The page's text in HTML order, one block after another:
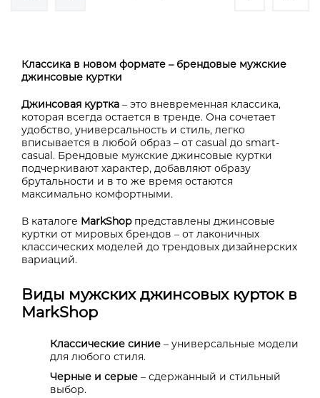
Классика в новом формате – брендовые мужские
джинсовые куртки
Джинсовая куртка – это вневременная классика,
которая всегда остается в тренде. Она сочетает
удобство, универсальность и стиль, легко
вписывается в любой образ – от casual до smart-
casual. Брендовые мужские джинсовые куртки
подчеркивают характер, добавляют образу
брутальности и в то же время остаются
максимально комфортными.
В каталоге MarkShopпредставлены джинсовые
куртки от мировых брендов – от лаконичных
классических моделей до трендовых дизайнерских
вариаций.
Виды мужских джинсовых курток в
MarkShop
Классические синие – универсальные модели
для любого стиля.
Черные и серые – сдержанный и стильный
выбор.